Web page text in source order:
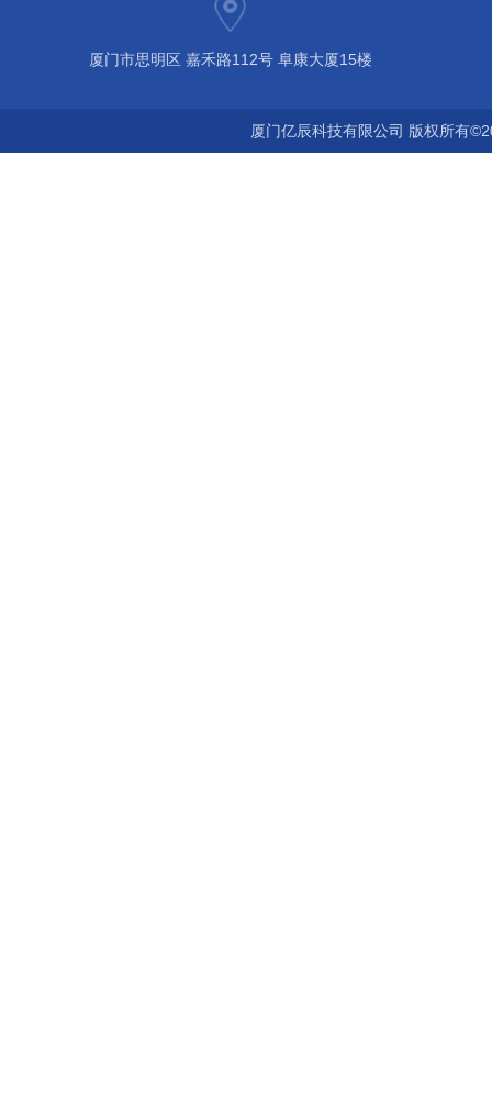
厦门市思明区 嘉禾路112号 阜康大厦15楼
厦门亿辰科技有限公司 版权所有